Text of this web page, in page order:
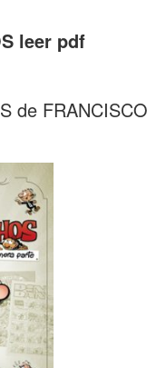
leer pdf
de FRANCISCO